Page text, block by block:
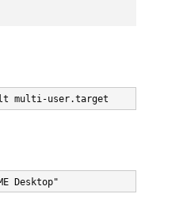
multi-user.target
Desktop"